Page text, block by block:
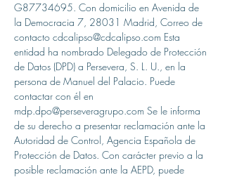
G87734695. Con domicilio en Avenida de
la Democracia 7, 28031 Madrid, Correo de
contacto cdcalipso@cdcalipso.com Esta
entidad ha nombrado Delegado de Protección
de Datos (DPD) a Persevera, S. L. U., en la
persona de Manuel del Palacio. Puede
contactar con él en
mdp.dpo@perseveragrupo.com Se le informa
de su derecho a presentar reclamación ante la
Autoridad de Control, Agencia Española de
Protección de Datos. Con carácter previo a la
posible reclamación ante la AEPD, puede